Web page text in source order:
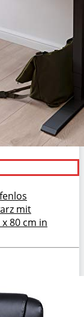
mit
80 cm in